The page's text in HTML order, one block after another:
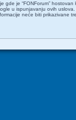
je “FONForum” hostovan
u ispunjavanju ovih uslova.
neće biti prikazivane